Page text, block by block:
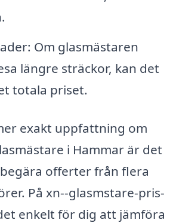
Om glasmästaren
längre sträckor, kan det
totala priset.
exakt uppfattning om
i Hammar är det
offerter från flera
På xn--glasmstare-pris-
enkelt för dig att jämföra